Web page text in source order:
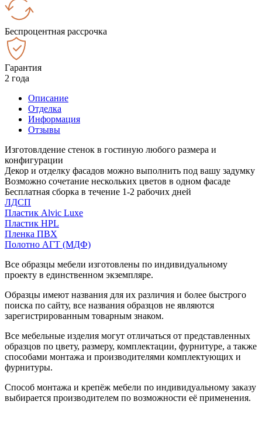
Беспроцентная рассрочка
Гарантия
2 года
Описание
Отделка
Информация
Отзывы
Изготовлдение стенок в гостиную любого размера и
конфигурации
Декор и отделку фасадов можно выполнить под вашу задумку
Возможно сочетание нескольких цветов в одном фасаде
Бесплатная сборка в течение 1-2 рабочих дней
ЛДСП
Пластик Alvic Luxe
Пластик HPL
Пленка ПВХ
Полотно АГТ (МДФ)
Все образцы мебели изготовлены по индивидуальному
проекту в единственном экземпляре.
Образцы имеют названия для их различия и более быстрого
поиска по сайту, все названия образцов не являются
зарегистрированным товарным знаком.
Все мебельные изделия могут отличаться от представленных
образцов по цвету, размеру, комплектации, фурнитуре, а также
способами монтажа и производителями комплектующих и
фурнитуры.
Способ монтажа и крепёж мебели по индивидуальному заказу
выбирается производителем по возможности её применения.